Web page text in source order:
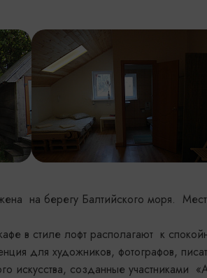
на берегу Балтийского моря.
в стиле лофт располагают к
для художников, фотографов,
искусства, созданные участниками